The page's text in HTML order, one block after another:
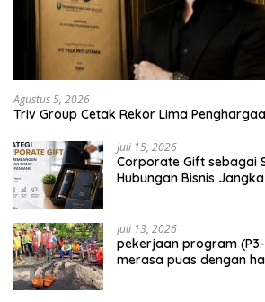
Agustus 5, 2026
Triv Group Cetak Rekor Lima
Juli 15, 2026
Corporate Gift sebagai
Hubungan Bisnis
Juli 13, 2026
pekerjaan program
merasa puas dengan